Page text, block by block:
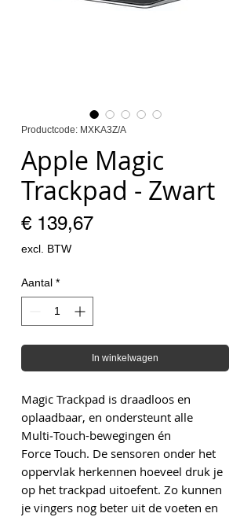
Productcode: MXKA3Z/A
Apple Magic
Trackpad - Zwart
€ 139,67Prijs
excl. BTW
Aantal *
In winkelwagen
Magic Trackpad is draadloos en
oplaadbaar, en ondersteunt alle
Multi‑Touch-bewegingen én
Force Touch. De sensoren onder het
oppervlak herkennen hoeveel druk je
op het trackpad uitoefent. Zo kunnen
je vingers nog beter uit de voeten en